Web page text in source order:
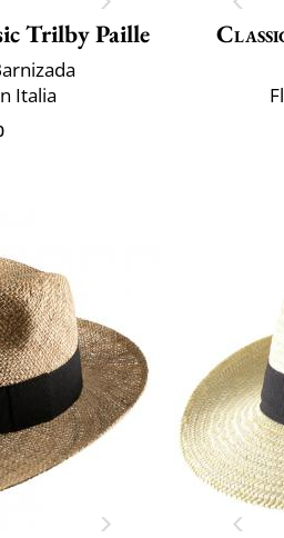
Trilby Paille
Italia